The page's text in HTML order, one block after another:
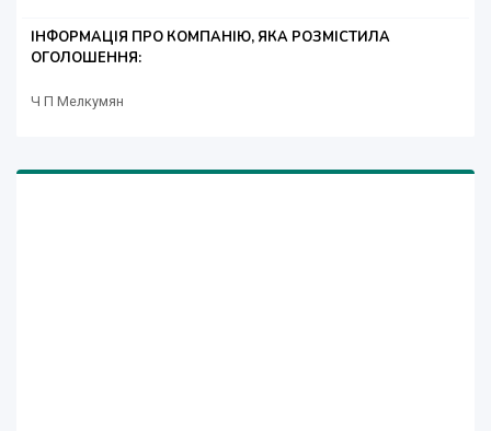
ІНФОРМАЦІЯ ПРО КОМПАНІЮ, ЯКА РОЗМІСТИЛА
ОГОЛОШЕННЯ:
Ч П Мелкумян